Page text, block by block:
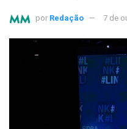
por Redação 7 de